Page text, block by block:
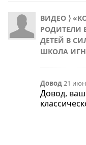
ВИДЕО ⟩
РОДИТЕЛИ
ДЕТЕЙ В
ШКОЛА
Довод21
Довод,